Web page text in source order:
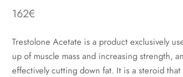
162€
Trestolone Acetate is a product exclusively
up of muscle mass and increasing strength,
effectively cutting down fat. It is a steroid